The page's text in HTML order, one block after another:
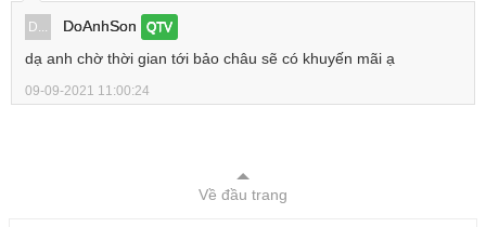
D... DoAnhSon QTV
dạ anh chờ thời gian tới bảo châu sẽ có khuyến mãi ạ
09-09-2021 11:00:24
Về đầu trang